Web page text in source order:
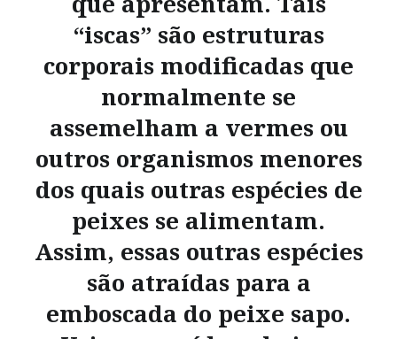
“iscas” são estruturas
corporais modificadas que
normalmente se
assemelham a vermes ou
outros organismos menores
dos quais outras espécies de
peixes se alimentam.
Assim, essas outras espécies
são atraídas para a
emboscada do peixe sapo.